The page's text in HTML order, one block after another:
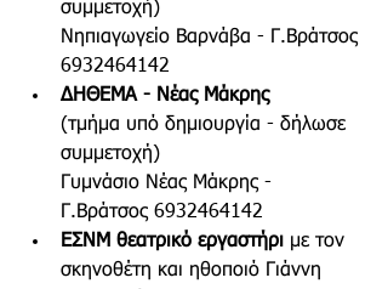
συμμετοχή)
Νηπιαγωγείο Βαρνάβα - Γ.Βράτσος
6932464142
ΔΗΘΕΜΑ - Νέας Μάκρης
(τμήμα υπό δημιουργία - δήλωσε
συμμετοχή)
Γυμνάσιο Νέας Μάκρης -
Γ.Βράτσος 6932464142
ΕΣΝΜ θεατρικό εργαστήρι με τον
σκηνοθέτη και ηθοποιό Γιάννη